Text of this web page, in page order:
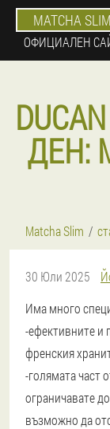
MATCHA SLIM
ОФИЦИАЛЕН
ДЕН:
Matcha Slim
30 Юли 2025
Има много
-ефективните и
френския
-голямата част
ограничавате
възможно да